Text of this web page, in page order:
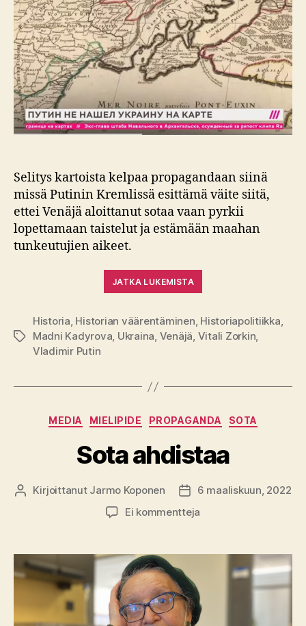
Selitys kartoista kelpaa propagandaan siinä
missä Putinin Kremlissä esittämä väite siitä,
ettei Venäjä aloittanut sotaa vaan pyrkii
lopettamaan taistelut ja estämään maahan
tunkeutujien aikeet.
JATKA LUKEMISTA
Avainsanat
Historia, Historian väärentäminen, Historiapolitiikka,
Madni Kadyrova, Ukraina, Venäjä, Vitali Zorkin,
Vladimir Putin
Kategoriat
MEDIA MIELIPIDE PROPAGANDA SOTA
Sota ahdistaa
Kirjoittaja
Kirjoittanut Jarmo Koponen Julkaisupäivämäärä
6 maaliskuun, 2022
Ei kommentteja